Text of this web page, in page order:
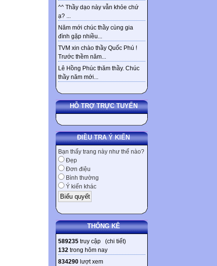
^^ Thầy dạo này vẫn khỏe chứ
ạ? ...
Năm mới chúc thầy cùng gia
đình gặp nhiều...
TVM xin chào thầy Quốc Phú !
Trước thềm năm...
Lê Hồng Phúc thăm thầy. Chúc
thầy năm mới...
HỖ TRỢ TRỰC TUYẾN
ĐIỀU TRA Ý KIẾN
Bạn thấy trang này như thế nào?
Đẹp
Đơn điệu
Bình thường
Ý kiến khác
THỐNG KÊ
589235 truy cập (chi tiết)
132 trong hôm nay
834290 lượt xem